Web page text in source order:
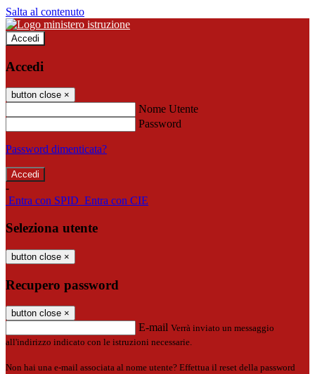
Salta al contenuto
Accedi
Accedi
button close ×
Nome Utente
Password
Password dimenticata?
-
Entra con SPID Entra con CIE
Seleziona utente
button close ×
Recupero password
button close ×
E-mail Verrà inviato un messaggio
all'indirizzo indicato con le istruzioni necessarie.
Non hai una e-mail associata al nome utente? Effettua il reset della password